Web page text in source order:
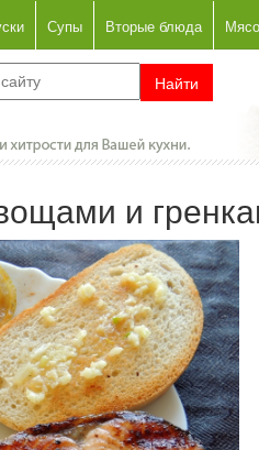
Супы Вторые блюда Мясо
и